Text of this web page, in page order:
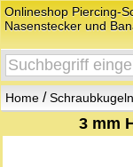
Onlineshop Piercing-
Nasenstecker und
Home /
3 mm